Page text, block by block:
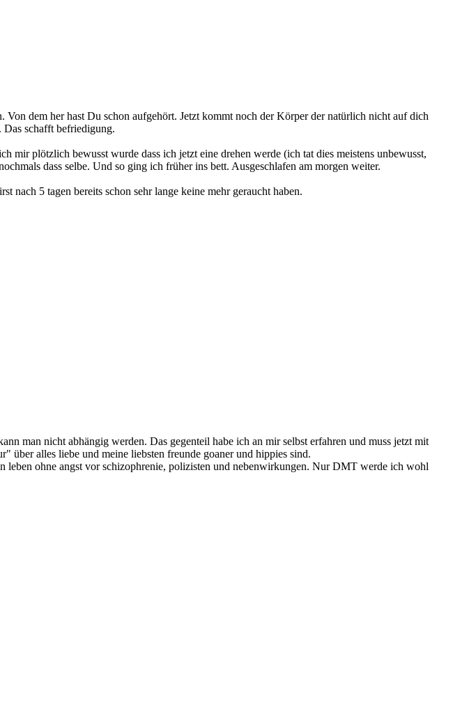
dem her hast Du schon aufgehört. Jetzt kommt noch der Körper der natürlich nicht auf dich
schafft befriedigung.
plötzlich bewusst wurde dass ich jetzt eine drehen werde (ich tat dies meistens unbewusst,
dass selbe. Und so ging ich früher ins bett. Ausgeschlafen am morgen weiter.
nach 5 tagen bereits schon sehr lange keine mehr geraucht haben.
man nicht abhängig werden. Das gegenteil habe ich an mir selbst erfahren und muss jetzt mit
alles liebe und meine liebsten freunde goaner und hippies sind.
leben ohne angst vor schizophrenie, polizisten und nebenwirkungen. Nur DMT werde ich wohl